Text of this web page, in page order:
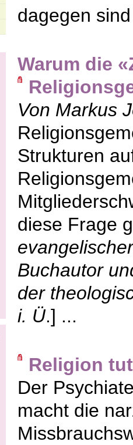
dagegen
Warum die
Von Markus
Strukturen
diese Frage
Buchautor
der
i. Ü.] ...
Religion
Der
macht die